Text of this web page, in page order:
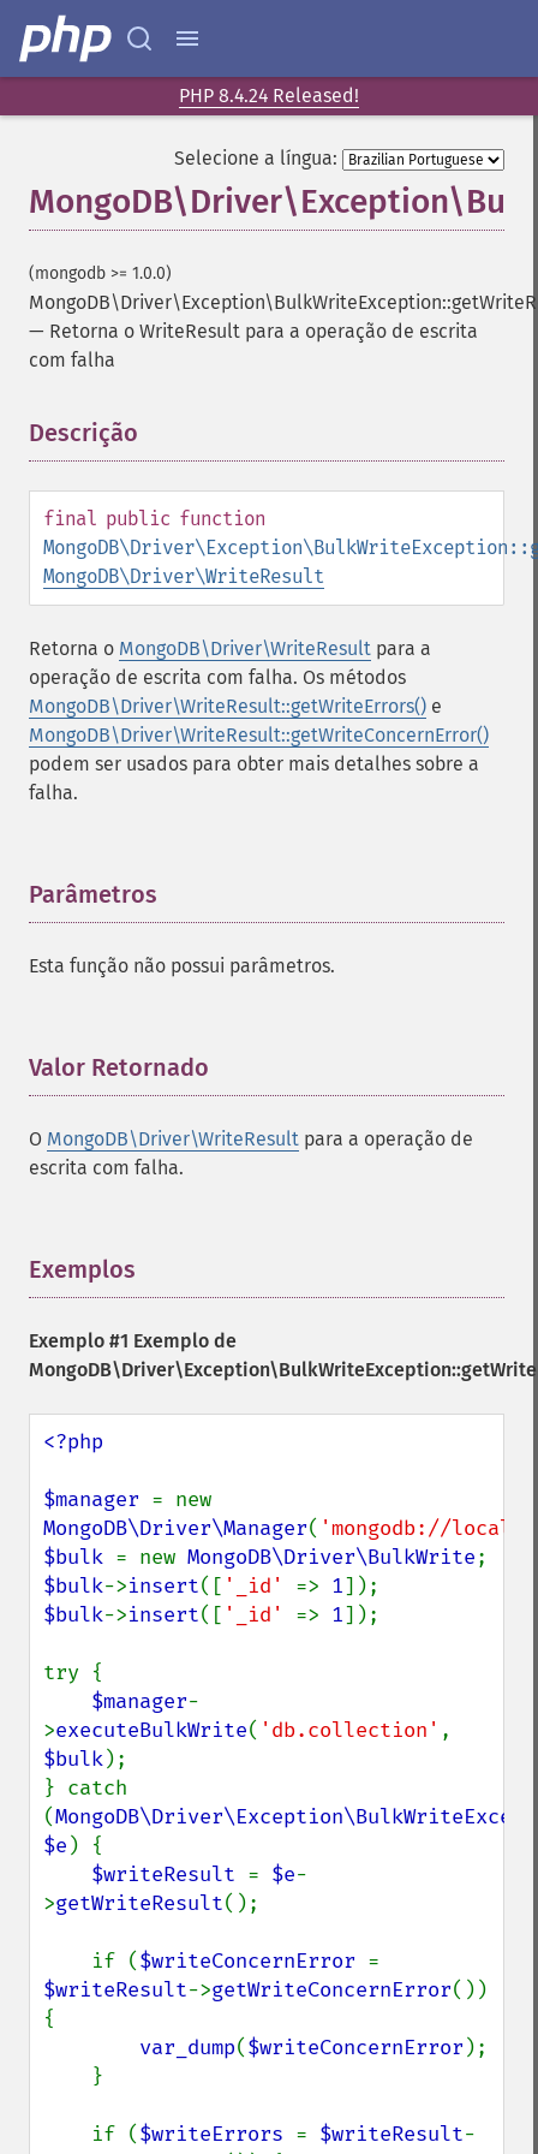
PHP 8.4.24 Released!
Selecione a língua:
(mongodb >= 1.0.0)
— Retorna o WriteResult para a operação de escrita
com falha
Descrição
final public function
MongoDB\Driver\WriteResult
Retorna o MongoDB\Driver\WriteResult para a
operação de escrita com falha. Os métodos
MongoDB\Driver\WriteResult::getWriteErrors() e
MongoDB\Driver\WriteResult::getWriteConcernError()
podem ser usados ​​para obter mais detalhes sobre a
falha.
Parâmetros
Esta função não possui parâmetros.
Valor Retornado
O MongoDB\Driver\WriteResult para a operação de
escrita com falha.
Exemplos
Exemplo #1 Exemplo de
<?php
$manager
MongoDB\Driver\Manager( 'mongodb://
$bulk = new MongoDB\Driver\BulkWrite
$bulk->insert([ '_id' => 1
$bulk->insert([ '_id' => 1]);
try {
$manager-
>executeBulkWrite( 'db.collection'
$bulk);
} catch
(
$e ) {
$writeResult = $e-
>getWriteResult();
    if (
$writeConcernError
$writeResult->getWriteConcernError())
{
var_dump($writeConcernError );
    if (
$writeErrors = $writeResult-